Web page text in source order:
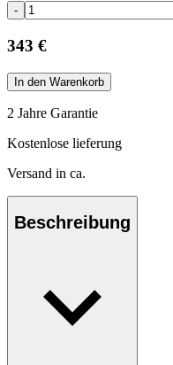
-
343 €
In den Warenkorb
2 Jahre Garantie
Kostenlose lieferung
Versand in ca.
Beschreibung